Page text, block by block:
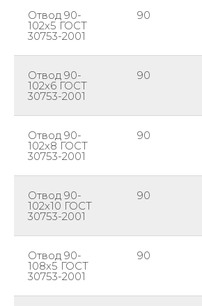
Отвод 90-
102х5 ГОСТ
30753-2001
90
Отвод 90-
102х6 ГОСТ
30753-2001
90
Отвод 90-
102х8 ГОСТ
30753-2001
90
Отвод 90-
102х10 ГОСТ
30753-2001
90
Отвод 90-
108х5 ГОСТ
30753-2001
90